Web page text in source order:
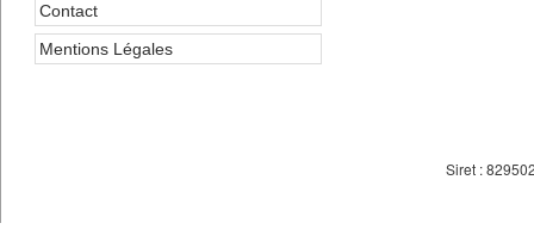
Contact
Mentions Légales
Siret :